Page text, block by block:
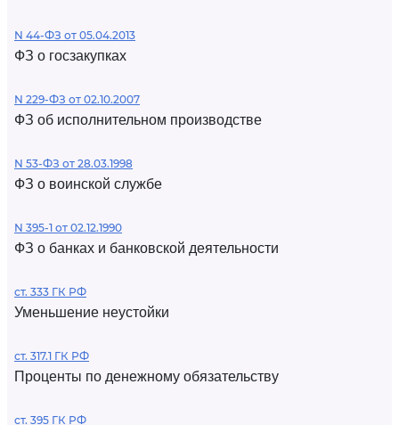
N 44-ФЗ от 05.04.2013
ФЗ о госзакупках
N 229-ФЗ от 02.10.2007
ФЗ об исполнительном производстве
N 53-ФЗ от 28.03.1998
ФЗ о воинской службе
N 395-1 от 02.12.1990
ФЗ о банках и банковской деятельности
ст. 333 ГК РФ
Уменьшение неустойки
ст. 317.1 ГК РФ
Проценты по денежному обязательству
ст. 395 ГК РФ